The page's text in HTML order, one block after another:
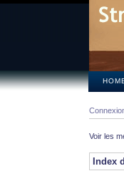
Voir les
Index